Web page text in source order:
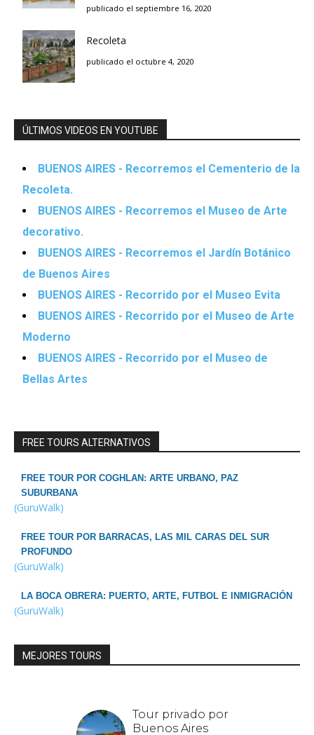
publicado el septiembre 16, 2020
Recoleta
publicado el octubre 4, 2020
ÚLTIMOS VIDEOS EN YOUTUBE
BUENOS AIRES - Recorremos el Cementerio de la
Recoleta.
BUENOS AIRES - Recorremos el Museo de Arte
decorativo.
BUENOS AIRES - Recorremos el Jardín Botánico
de Buenos Aires
BUENOS AIRES - Recorrido por el Museo Evita
BUENOS AIRES - Recorrido por el Museo de Arte
Moderno
BUENOS AIRES - Recorrido por el Museo de
Bellas Artes
FREE TOURS ALTERNATIVOS
FREE TOUR POR COGHLAN: ARTE URBANO, PAZ
SUBURBANA
(GuruWalk)
FREE TOUR POR BARRACAS, LAS MIL CARAS DEL SUR
PROFUNDO
(GuruWalk)
LA BOCA OBRERA: PUERTO, ARTE, FUTBOL E INMIGRACIÓN
(GuruWalk)
MEJORES TOURS